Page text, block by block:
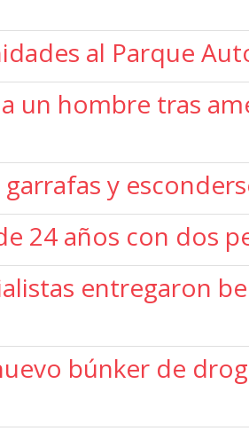
al Parque
un hombre tras
y
24 años con dos
entregaron
búnker de